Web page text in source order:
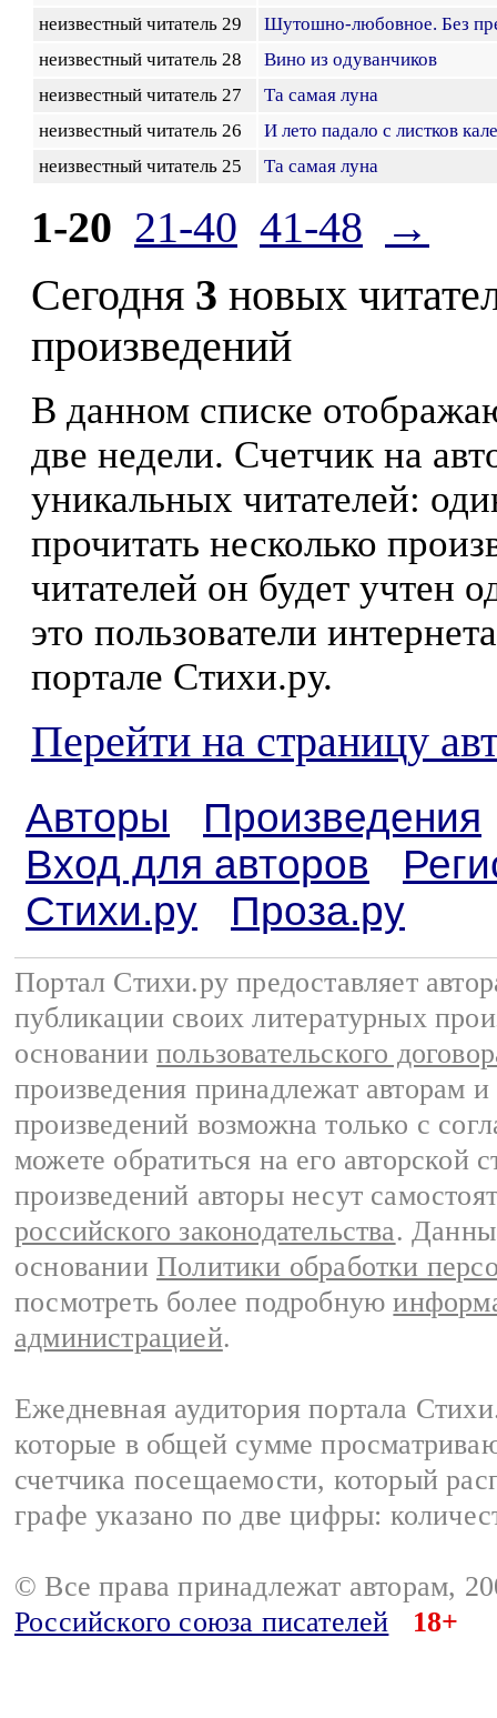
неизвестный читатель 29
Шутошно-любовное. Без
неизвестный читатель 28
Вино из одуванчиков
неизвестный читатель 27
Та самая луна
неизвестный читатель 26
И лето падало с листков
неизвестный читатель 25
Та самая луна
1-20 21-40 41-48
→
Сегодня 3 новых
произведений
В данном списке
две недели. Счетчик на
уникальных читателей:
прочитать несколько
читателей он будет учтен
это пользователи
портале Стихи.ру.
Перейти на страницу
Авторы
Произведения
Вход для авторов
Стихи.ру
Проза.ру
Портал Стихи.ру предоставляет
публикации своих литературных
основании пользовательского
произведения принадлежат авторам
произведений возможна только с
можете обратиться на его авторской
произведений авторы несут
российского законодательства.
основании Политики обработки
посмотреть более подробную
администрацией.
Ежедневная аудитория портала
которые в общей сумме
счетчика посещаемости, который
графе указано по две цифры:
© Все права принадлежат авторам,
Российского союза писателей
18+